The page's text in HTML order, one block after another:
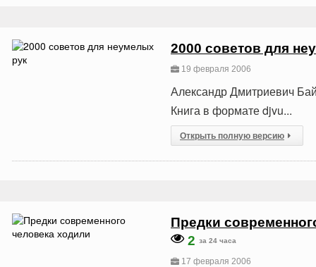
2000 советов для
19 февраля 2006
Александр Дмитриевич
Книга в формате djvu...
Открыть полную версию
Предки
2 за 24 часа
17 февраля 2006